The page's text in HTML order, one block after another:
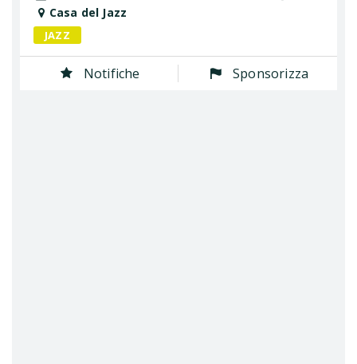
Casa del Jazz
JAZZ
Notifiche Sponsorizza